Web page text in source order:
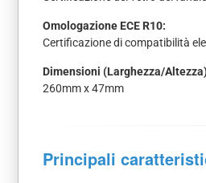
Omologazione ECE R10:
Certificazione di compatibilità
Dimensioni (Larghezza/
260mm x 47mm
Principali